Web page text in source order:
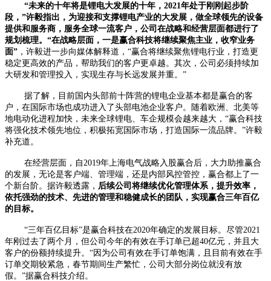
“未来的十年将是锂电大发展的十年，2021年处于刚刚起步阶
段，”许毅指出，为迎接和支撑锂电产业的大发展，做全球领先的设备
提供和服务商，服务全球一流客户，公司在战略和经营层面都进行了
规划梳理。“在战略层面，一是赢合科技将继续聚焦主业，收窄业务
面” ，许毅进一步向媒体解释道，“赢合将继续聚焦锂电行业，打造更
稳定更高效的产品，帮助我们的客户更卓越。其次，公司必须持续加
大研发和管理投入，实现生存与长远发展并重。”
据了解，目前国内头部前十阵营的锂电企业基本都是赢合的客
户，在国际市场也成功进入了头部电池企业客户。随着欧洲、北美等
地电动化进程加快，未来全球锂电、车企规模会越来越大，“赢合科技
将强化技术领先地位，积极拓宽国际市场，打造国际一流品牌。”许毅
补充道。
在经营层面，自2019年上海电气战略入股赢合后，大力助推赢合
的发展，无论是客户端、管理端，还是内部风控管控，赢合都上了一
个新台阶。据许毅透露， 后续公司将继续优化管理体系，提升效率，
依托强劲的技术、先进的管理和稳健成长的团队，实现赢合三年百亿
的目标。
“三年百亿目标”是赢合科技在2020年确定的发展目标。尽管2021
年刚过去了两个月，但公司今年的有效在手订单已超40亿元，并且大
客户的份额持续提升。“因为公司有效在手订单饱满，且目前有效在手
订单交期较紧急，春节期间生产繁忙，公司大部分岗位就没有放
假。”据赢合科技介绍。